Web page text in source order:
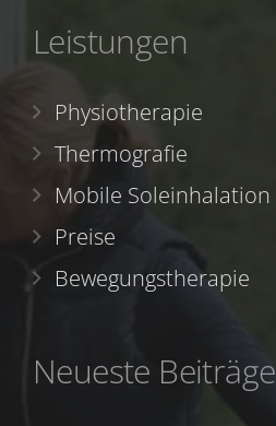
Leistungen
Physiotherapie
Thermografie
Mobile Soleinhalation
Preise
Bewegungstherapie
Neueste Beiträge